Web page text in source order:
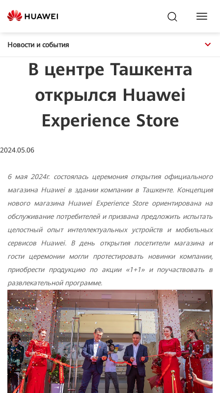
Новости и события
В центре Ташкента
открылся Huawei
Experience Store
2024.05.06
6 мая 2024г. состоялась церемония открытия официального
магазина Huaweiв здании компании в Ташкенте. Концепция
нового магазина Huawei Experience Store ориентирована на
обслуживание потребителей и призвана предложить испытать
целостный опыт интеллектуальных устройств и мобильных
сервисов Huawei. В день открытия посетители магазина и
гости церемонии могли протестировать новинки компании,
приобрести продукцию по акции «1+1» и поучаствовать в
развлекательной программе.